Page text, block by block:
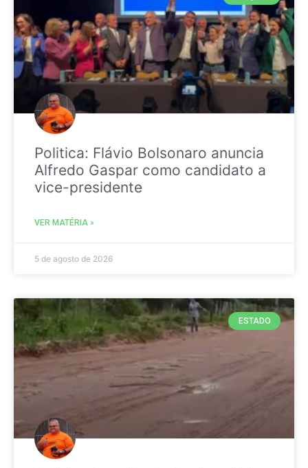
Politica: Flávio Bolsonaro anuncia
Alfredo Gaspar como candidato a
vice-presidente
VER MATÉRIA »
5 de agosto de 2026
ESTADO